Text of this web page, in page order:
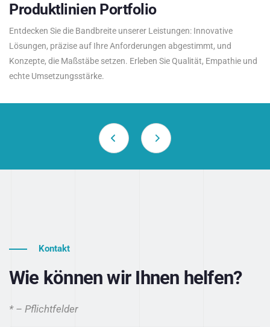
Produktlinien Portfolio
Entdecken Sie die Bandbreite unserer Leistungen: Innovative
Lösungen, präzise auf Ihre Anforderungen abgestimmt, und
Konzepte, die Maßstäbe setzen. Erleben Sie Qualität, Empathie und
echte Umsetzungsstärke.
Kontakt
Wie können wir Ihnen helfen?
* – Pflichtfelder